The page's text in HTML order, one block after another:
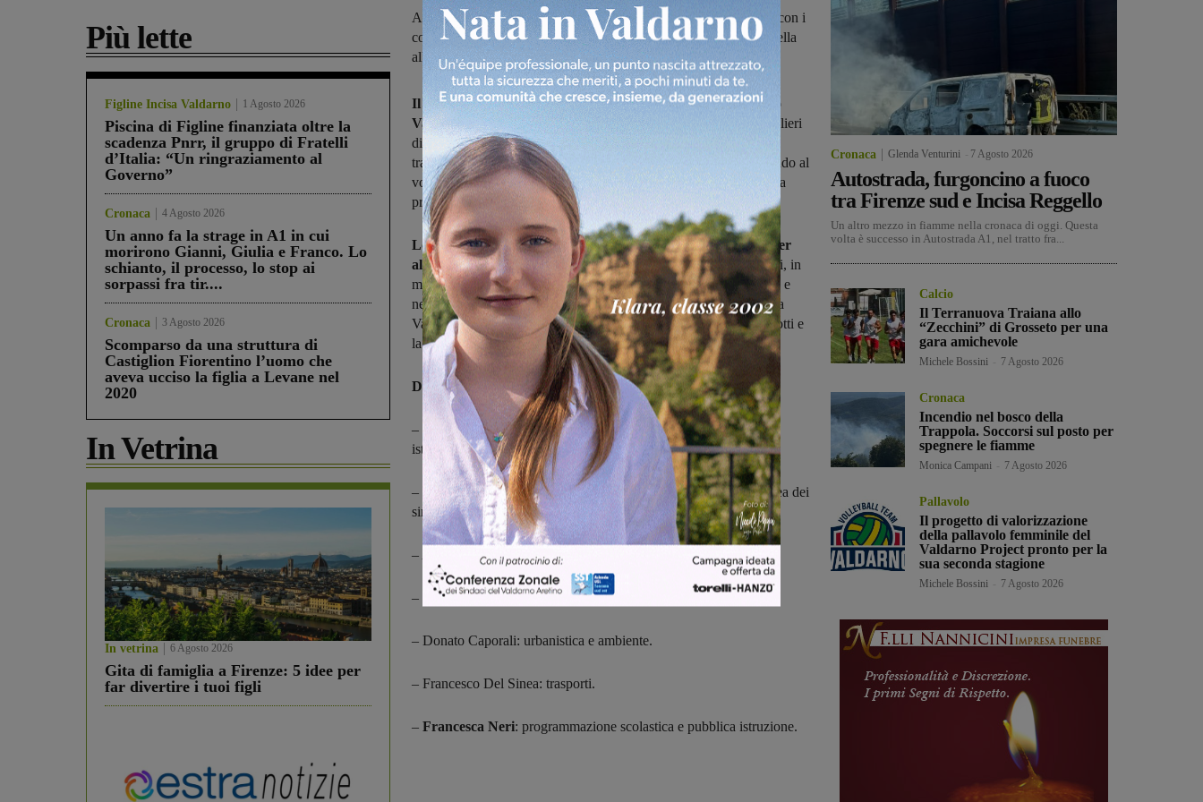
Più lette
Figline Incisa Valdarno 1 Agosto 2026
Piscina di Figline finanziata oltre la
scadenza Pnrr, il gruppo di Fratelli
d’Italia: “Un ringraziamento al
Governo”
Cronaca 4 Agosto 2026
Un anno fa la strage in A1 in cui
morirono Gianni, Giulia e Franco. Lo
schianto, il processo, lo stop ai
sorpassi fra tir....
Cronaca 3 Agosto 2026
Scomparso da una struttura di
Castiglion Fiorentino l’uomo che
aveva ucciso la figlia a Levane nel
2020
In Vetrina
In vetrina 6 Agosto 2026
Gita di famiglia a Firenze: 5 idee per
far divertire i tuoi figli
All’attuale sindaco di Loro Moreno Botti va la delega ai rapporti con i
comuni; alla consigliera comunale Pd di Montevarchi, invece, quella
all’istruzione
Il presidente riconfermato della Provincia di Arezzo, Roberto
Vasai, ha completato la distribuzione delle deleghe
fra i consiglieri
di maggioranza eletti durante le ultime votazioni che, ricordiamo,
trattandosi ormai di enti di secondo livello, si sono svolte chiamando al
voto sindaci e consiglieri comunali di tutte le amministrazioni della
provincia aretina.
Lo Statuto della Provincia prevede infatti che il Presidente, per
alcune materie, possa affidare deleghe ai Consiglieri provinciali, in
modo che lo affianchino nelle funzioni di indirizzo e sorveglianza e
nelle altre funzioni riconosciute. Nella rosa dei consiglieri scelti da
Vasai ci sono anche due valdarnesi: il sindaco di Loro Moreno Botti e
la consigliera montevarchina Francesca Neri.
Deleghe
– Eleonora Ducci: pari opportunità, sicurezza, rappresentanza
istituzionale con il Presidente.
– Moreno Botti: rapporti con i comuni, gli enti locali e l'assemblea dei
sindaci.
– Alessandro Caneschi: edilizia scolastica provinciale.
– Gabriele Corei: viabilità e società partecipate.
– Donato Caporali: urbanistica e ambiente.
– Francesco Del Sinea: trasporti.
– Francesca Neri: programmazione scolastica e pubblica istruzione.
Cronaca Glenda Venturini 7 Agosto 2026
Autostrada, furgoncino a fuoco
tra Firenze sud e Incisa Reggello
Un altro mezzo in fiamme nella cronaca di oggi. Questa
volta è successo in Autostrada A1, nel tratto fra...
Calcio
Il Terranuova Traiana allo
“Zecchini” di Grosseto per una
gara amichevole
Michele Bossini 7 Agosto 2026
Cronaca
Incendio nel bosco della
Trappola. Soccorsi sul posto per
spegnere le fiamme
Monica Campani 7 Agosto 2026
Pallavolo
Il progetto di valorizzazione
della pallavolo femminile del
Valdarno Project pronto per la
sua seconda stagione
Michele Bossini 7 Agosto 2026